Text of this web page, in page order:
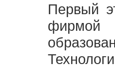
Первый
фирмой